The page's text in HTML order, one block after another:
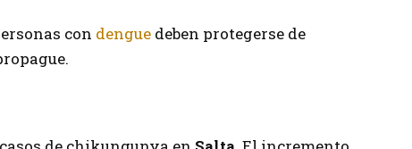
con dengue deben protegerse de